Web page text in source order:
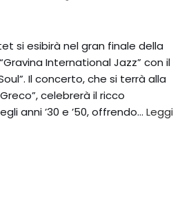
si esibirà nel gran finale della
International Jazz” con il
Il concerto, che si terrà alla
celebrerà il ricco
anni ’30 e ’50, offrendo… Leggi